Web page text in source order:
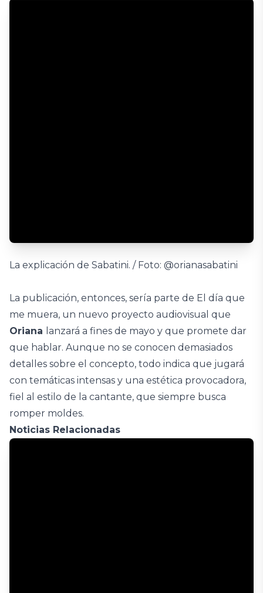
La explicación de Sabatini. / Foto: @orianasabatini
La publicación, entonces, sería parte de El día que
me muera, un nuevo proyecto audiovisual que
Oriana lanzará a fines de mayo y que promete dar
que hablar. Aunque no se conocen demasiados
detalles sobre el concepto, todo indica que jugará
con temáticas intensas y una estética provocadora,
fiel al estilo de la cantante, que siempre busca
romper moldes.
Noticias Relacionadas